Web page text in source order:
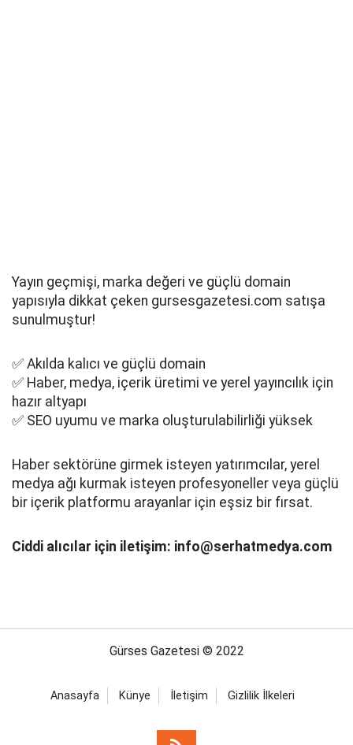
Yayın geçmişi, marka değeri ve güçlü domain
yapısıyla dikkat çeken gursesgazetesi.com satışa
sunulmuştur!
✅ Akılda kalıcı ve güçlü domain
✅ Haber, medya, içerik üretimi ve yerel yayıncılık için
hazır altyapı
✅ SEO uyumu ve marka oluşturulabilirliği yüksek
Haber sektörüne girmek isteyen yatırımcılar, yerel
medya ağı kurmak isteyen profesyoneller veya güçlü
bir içerik platformu arayanlar için eşsiz bir fırsat.
Ciddi alıcılar için iletişim: info@serhatmedya.com
Gürses Gazetesi © 2022
Anasayfa Künye İletişim Gizlilik İlkeleri